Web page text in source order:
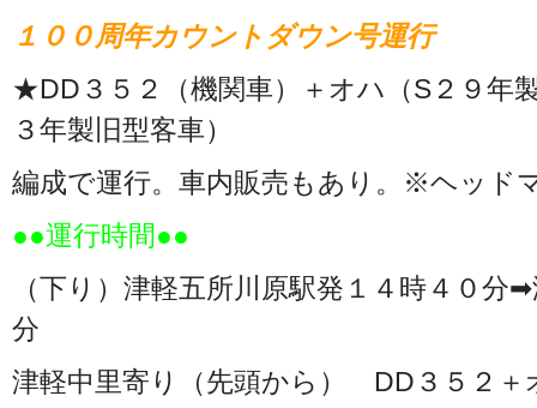
１００周年カウントダウン号運行
★DD３５２（機関車）＋オハ（S２９年
３年製旧型客車）
編成で運行。車内販売もあり。※ヘッド
●●運行時間●●
（下り）津軽五所川原駅発１４時４０分
分
津軽中里寄り（先頭から） DD３５２＋